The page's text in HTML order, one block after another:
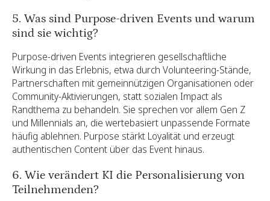
5. Was sind Purpose-driven Events und warum
sind sie wichtig?
Purpose-driven Events integrieren gesellschaftliche
Wirkung in das Erlebnis, etwa durch Volunteering-Stände,
Partnerschaften mit gemeinnützigen Organisationen oder
Community-Aktivierungen, statt sozialen Impact als
Randthema zu behandeln. Sie sprechen vor allem Gen Z
und Millennials an, die wertebasiert unpassende Formate
häufig ablehnen. Purpose stärkt Loyalität und erzeugt
authentischen Content über das Event hinaus.
6. Wie verändert KI die Personalisierung von
Teilnehmenden?